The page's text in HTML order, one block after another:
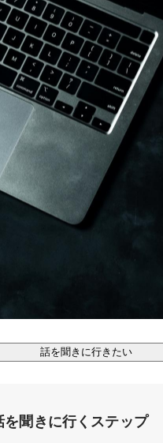
話を聞きに行きたい
を聞きに行くステップ